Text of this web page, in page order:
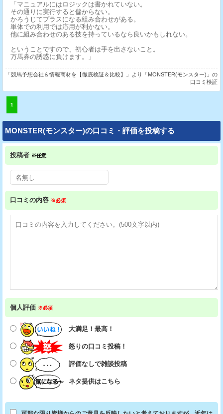
「マニュアルにはロジックは書かれていない。
その通りに実行すると儲からない。
かろうじてプラスになる組み合わせがある。
単体での利用では応用が利かない。
他に組み合わせのある技を持っているなら良いかもしれない。
ということですので、初心者は手を出さないこと。
万馬券の誘惑に負けます。」
「競馬予想会社＆情報商材を【徹底検証＆比較】」より「MONSTER(モンスター)」の
口コミ検証
1
MONSTER(モンスター)の口コミ・評価を投稿する
投稿者 ※任意
口コミの内容 ※必須
個人評価 ※必須
大満足！最高！
怒りの口コミ投稿！
評価なしで雑談投稿
ネタ提供はこちら